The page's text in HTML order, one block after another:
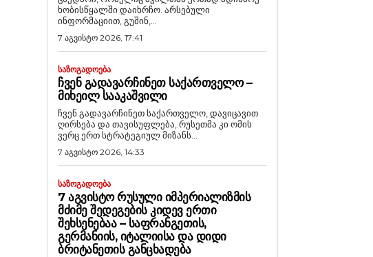
ხობისწყალში დაიხრჩო. არსებული
ინფორმაციით, გუშინ,...
7 აგვისტო 2026, 17:41
ᲡᲐᲖᲝᲒᲐᲓᲝᲔᲑᲐ
ᲩᲕᲔᲜ ᲒᲐᲓᲐᲕᲐᲠᲩᲘᲜᲔᲗ ᲡᲐᲥᲐᲠᲗᲕᲔᲚᲝ –
ᲛᲘᲮᲔᲘᲚ ᲡᲐᲐᲙᲐᲨᲕᲘᲚᲘ
ჩვენ გადავარჩინეთ საქართველო, დავიცავით
ღირსება და თავისუფლება, რუსეთმა კი ომის
ვერც ერთ სტრატეგიულ მიზანს...
7 აგვისტო 2026, 14:33
ᲡᲐᲖᲝᲒᲐᲓᲝᲔᲑᲐ
7 ᲐᲒᲕᲘᲡᲢᲝ ᲠᲣᲡᲣᲚᲘ ᲘᲛᲞᲔᲠᲘᲐᲚᲘᲖᲛᲘᲡ
ᲛᲫᲘᲛᲔ ᲨᲔᲓᲔᲒᲔᲑᲘᲡ ᲙᲘᲓᲔᲕ ᲔᲠᲗᲘ
ᲨᲔᲮᲡᲔᲜᲔᲑᲐᲐ – ᲡᲐᲤᲠᲐᲜᲒᲔᲗᲘᲡ,
ᲒᲔᲠᲛᲐᲜᲘᲘᲡ, ᲘᲢᲐᲚᲘᲘᲡᲐ ᲓᲐ ᲓᲘᲓᲘ
ᲑᲠᲘᲢᲐᲜᲔᲗᲘᲡ ᲒᲐᲜᲪᲮᲐᲓᲔᲑᲐ